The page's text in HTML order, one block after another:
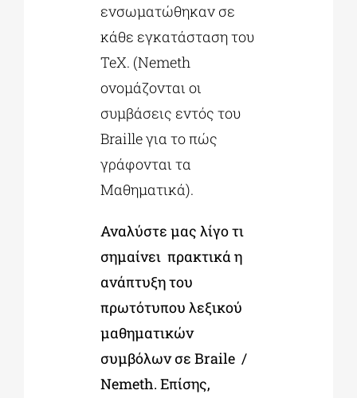
ενσωματώθηκαν σε
κάθε εγκατάσταση του
TeX. (Nemeth
ονομάζονται οι
συμβάσεις εντός του
Braille για το πώς
γράφονται τα
Μαθηματικά).
Αναλύστε μας λίγο τι
σημαίνει πρακτικά η
ανάπτυξη του
πρωτότυπου λεξικού
μαθηματικών
συμβόλων σε Braile /
Nemeth. Επίσης,